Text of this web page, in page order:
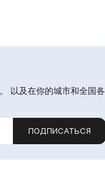
以及在你的城市和全国各
ПОДПИСАТЬСЯ